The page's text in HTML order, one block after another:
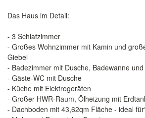
Das Haus im Detail:
- 3 Schlafzimmer
- Großes Wohnzimmer mit Kamin und
Giebel
- Badezimmer mit Dusche, Badewanne
- Gäste-WC mit Dusche
- Küche mit Elektrogeräten
- Großer HWR-Raum, Ölheizung mit
- Dachboden mit 43,62qm Fläche - ideal